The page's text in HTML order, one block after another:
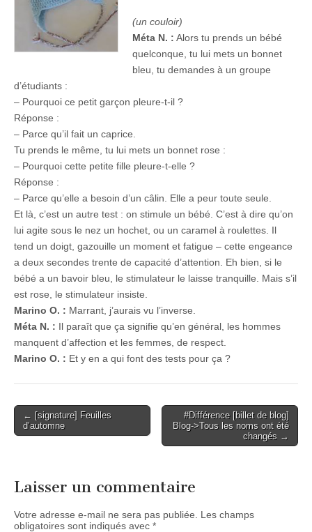
(un couloir)
Méta N. : Alors tu prends un bébé
quelconque, tu lui mets un bonnet
bleu, tu demandes à un groupe
d’étudiants :
– Pourquoi ce petit garçon pleure-t-il ?
Réponse :
– Parce qu’il fait un caprice.
Tu prends le même, tu lui mets un bonnet rose :
– Pourquoi cette petite fille pleure-t-elle ?
Réponse :
– Parce qu’elle a besoin d’un câlin. Elle a peur toute seule.
Et là, c’est un autre test : on stimule un bébé. C’est à dire qu’on
lui agite sous le nez un hochet, ou un caramel à roulettes. Il
tend un doigt, gazouille un moment et fatigue – cette engeance
a deux secondes trente de capacité d’attention. Eh bien, si le
bébé a un bavoir bleu, le stimulateur le laisse tranquille. Mais s’il
est rose, le stimulateur insiste.
Marino O. : Marrant, j’aurais vu l’inverse.
Méta N. : Il paraît que ça signifie qu’en général, les hommes
manquent d’affection et les femmes, de respect.
Marino O. : Et y en a qui font des tests pour ça ?
Post
navigation
← [signature] Feuilles
d’automne
#Différence [billet de blog]
Blog->Tous les noms ont été
changés →
Laisser un commentaire
Votre adresse e-mail ne sera pas publiée.
Les champs
obligatoires sont indiqués avec *